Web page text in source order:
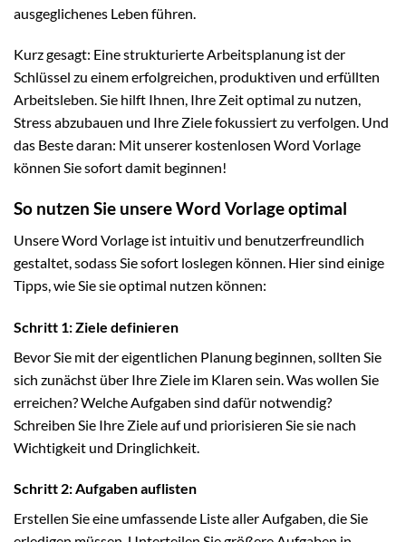
ausgeglichenes Leben führen.
Kurz gesagt: Eine strukturierte Arbeitsplanung ist der
Schlüssel zu einem erfolgreichen, produktiven und erfüllten
Arbeitsleben. Sie hilft Ihnen, Ihre Zeit optimal zu nutzen,
Stress abzubauen und Ihre Ziele fokussiert zu verfolgen. Und
das Beste daran: Mit unserer kostenlosen Word Vorlage
können Sie sofort damit beginnen!
So nutzen Sie unsere Word Vorlage optimal
Unsere Word Vorlage ist intuitiv und benutzerfreundlich
gestaltet, sodass Sie sofort loslegen können. Hier sind einige
Tipps, wie Sie sie optimal nutzen können:
Schritt 1: Ziele definieren
Bevor Sie mit der eigentlichen Planung beginnen, sollten Sie
sich zunächst über Ihre Ziele im Klaren sein. Was wollen Sie
erreichen? Welche Aufgaben sind dafür notwendig?
Schreiben Sie Ihre Ziele auf und priorisieren Sie sie nach
Wichtigkeit und Dringlichkeit.
Schritt 2: Aufgaben auflisten
Erstellen Sie eine umfassende Liste aller Aufgaben, die Sie